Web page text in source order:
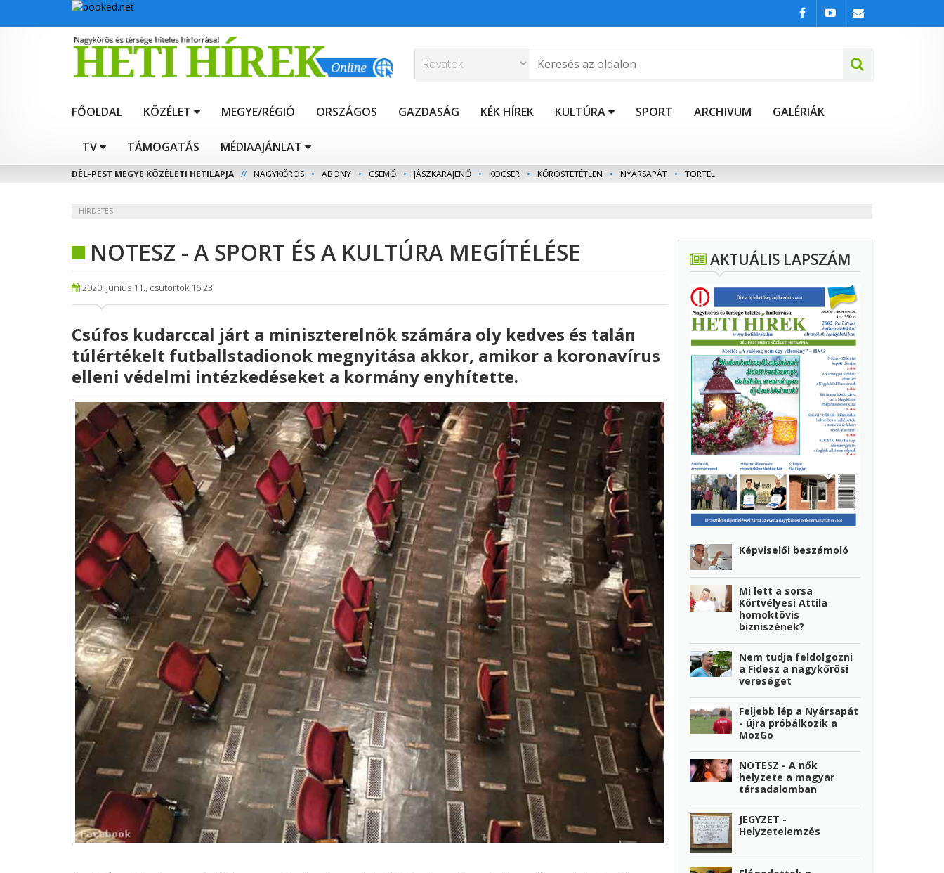
FŐOLDAL KÖZÉLET MEGYE/RÉGIÓ ORSZÁGOS GAZDASÁG KÉK HÍREK KULTÚRA SPORT ARCHIVUM GALÉRIÁK
TV TÁMOGATÁS MÉDIAAJÁNLAT
DÉL-PEST MEGYE KÖZÉLETI HETILAPJA // NAGYKŐRÖS • ABONY • CSEMŐ • JÁSZKARAJENŐ • KOCSÉR • KŐRÖSTETÉTLEN • NYÁRSAPÁT • TÖRTEL
HÍRDETÉS
NOTESZ - A SPORT ÉS A KULTÚRA MEGÍTÉLÉSE
2020. június 11., csütörtök 16:23
Csúfos kudarccal járt a miniszterelnök számára oly kedves és talán
túlértékelt futballstadionok megnyitása akkor, amikor a koronavírus
elleni védelmi intézkedéseket a kormány enyhítette.
AKTUÁLIS LAPSZÁM
Képviselői beszámoló
Mi lett a sorsa
Körtvélyesi Attila
homoktövis
bizniszének?
Nem tudja feldolgozni
a Fidesz a nagykőrösi
vereséget
Feljebb lép a Nyársapát
- újra próbálkozik a
MozGo
NOTESZ - A nők
helyzete a magyar
társadalomban
JEGYZET -
Helyzetelemzés